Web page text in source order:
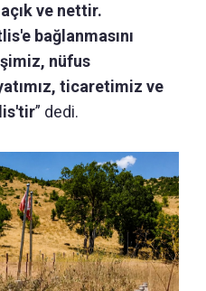
ve nettir.
bağlanmasını
nüfus
ticaretimiz ve
” dedi.